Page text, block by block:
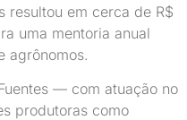
resultou em cerca de R$
uma mentoria anual
agrônomos.
— com atuação no
produtoras como